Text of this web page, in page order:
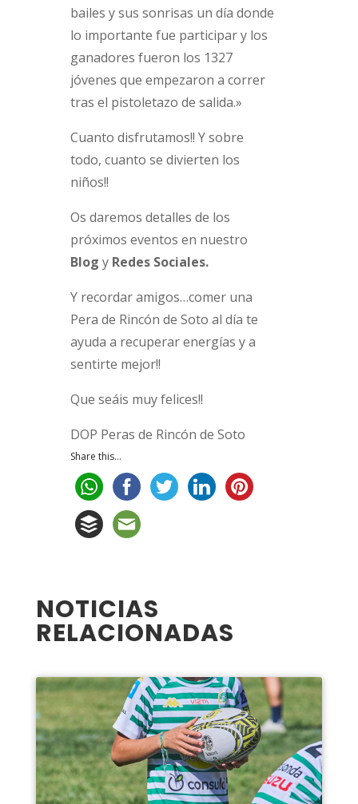
bailes y sus sonrisas un día donde
lo importante fue participar y los
ganadores fueron los 1327
jóvenes que empezaron a correr
tras el pistoletazo de salida.»
Cuanto disfrutamos!! Y sobre
todo, cuanto se divierten los
niños!!
Os daremos detalles de los
próximos eventos en nuestro
Blogy Redes Sociales.
Y recordar amigos…comer una
Pera de Rincón de Soto al día te
ayuda a recuperar energías y a
sentirte mejor!!
Que seáis muy felices!!
DOP Peras de Rincón de Soto
Share this...
NOTICIAS
RELACIONADAS